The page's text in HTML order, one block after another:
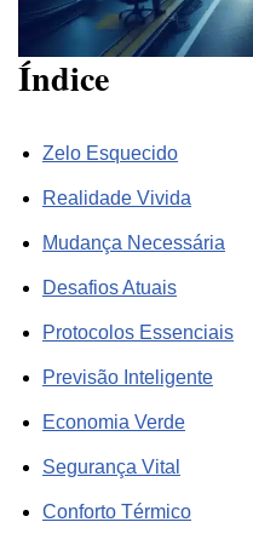
Índice
Zelo Esquecido
Realidade Vivida
Mudança Necessária
Desafios Atuais
Protocolos Essenciais
Previsão Inteligente
Economia Verde
Segurança Vital
Conforto Térmico